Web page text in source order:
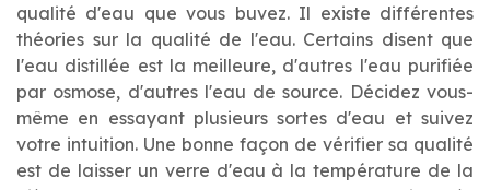
qualité d'eau que vous buvez. Il existe différentes
théories sur la qualité de l'eau. Certains disent que
l'eau distillée est la meilleure, d'autres l'eau purifiée
par osmose, d'autres l'eau de source. Décidez vous-
même en essayant plusieurs sortes d'eau et suivez
votre intuition. Une bonne façon de vérifier sa qualité
est de laisser un verre d'eau à la température de la